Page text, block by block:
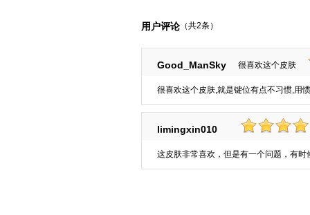
用户评论 （共2条）
Good_ManSky 很喜欢这个皮肤
很喜欢这个皮肤,就是键位有点不习惯,用
limingxin010
这皮肤非常喜欢，但是有一个问题，有